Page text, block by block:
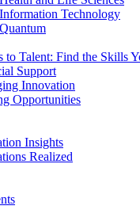
Information Technology
Quantum
to Talent: Find the Skills
Support
Innovation
Opportunities
Insights
Realized